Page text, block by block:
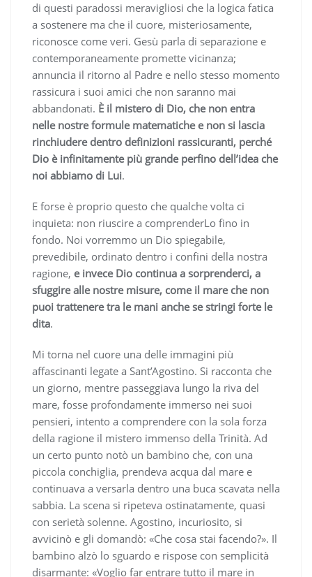
di questi paradossi meravigliosi che la logica fatica
a sostenere ma che il cuore, misteriosamente,
riconosce come veri. Gesù parla di separazione e
contemporaneamente promette vicinanza;
annuncia il ritorno al Padre e nello stesso momento
rassicura i suoi amici che non saranno mai
abbandonati. È il mistero di Dio, che non entra
nelle nostre formule matematiche e non si lascia
rinchiudere dentro definizioni rassicuranti, perché
Dio è infinitamente più grande perfino dell’idea che
noi abbiamo di Lui.
E forse è proprio questo che qualche volta ci
inquieta: non riuscire a comprenderLo fino in
fondo. Noi vorremmo un Dio spiegabile,
prevedibile, ordinato dentro i confini della nostra
ragione, e invece Dio continua a sorprenderci, a
sfuggire alle nostre misure, come il mare che non
puoi trattenere tra le mani anche se stringi forte le
dita.
Mi torna nel cuore una delle immagini più
affascinanti legate a Sant’Agostino. Si racconta che
un giorno, mentre passeggiava lungo la riva del
mare, fosse profondamente immerso nei suoi
pensieri, intento a comprendere con la sola forza
della ragione il mistero immenso della Trinità. Ad
un certo punto notò un bambino che, con una
piccola conchiglia, prendeva acqua dal mare e
continuava a versarla dentro una buca scavata nella
sabbia. La scena si ripeteva ostinatamente, quasi
con serietà solenne. Agostino, incuriosito, si
avvicinò e gli domandò: «Che cosa stai facendo?». Il
bambino alzò lo sguardo e rispose con semplicità
disarmante: «Voglio far entrare tutto il mare in